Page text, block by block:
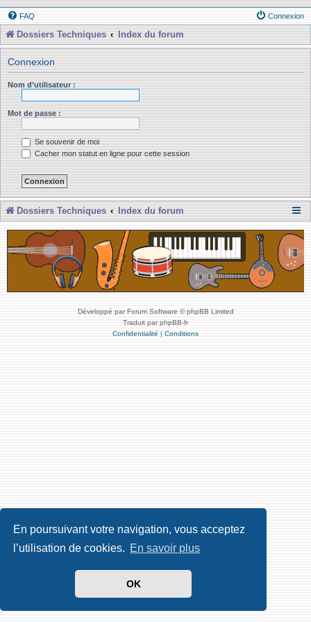
En poursuivant votre navigation, vous acceptez
l’utilisation de cookies. En savoir plus
OK
FAQ Connexion
Dossiers Techniques Index du forum
Connexion
Nom d’utilisateur :
Mot de passe :
Se souvenir de moi
Cacher mon statut en ligne pour cette session
Dossiers Techniques Index du forum
Développé par Forum Software © phpBB Limited
Traduit par phpBB-fr
Confidentialité | Conditions